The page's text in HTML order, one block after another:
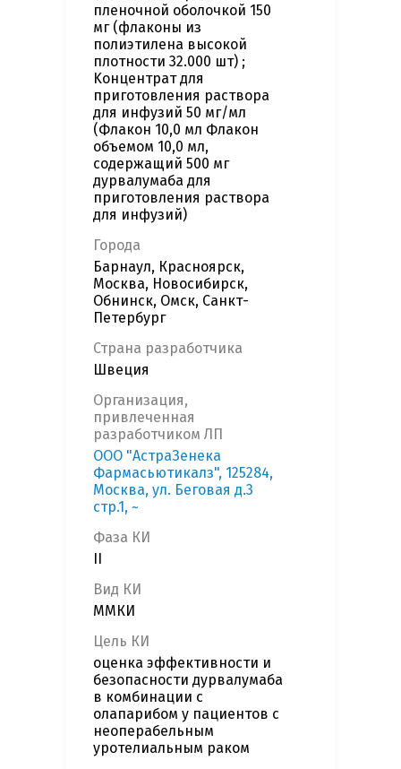
пленочной оболочкой 150
мг (флаконы из
полиэтилена высокой
плотности 32.000 шт) ;
Kонцентрат для
приготовления раствора
для инфузий 50 мг/мл
(Флакон 10,0 мл Флакон
объемом 10,0 мл,
содержащий 500 мг
дурвалумаба для
приготовления раствора
для инфузий)
Города
Барнаул, Красноярск,
Москва, Новосибирск,
Обнинск, Омск, Санкт-
Петербург
Страна разработчика
Швеция
Организация,
привлеченная
разработчиком ЛП
ООО "АстраЗенека
Фармасьютикалз", 125284,
Москва, ул. Беговая д.3
стр.1, ~
Фаза КИ
Вид КИ
ММКИ
Цель КИ
оценка эффективности и
безопасности дурвалумаба
в комбинации с
олапарибом у пациентов с
неоперабельным
уротелиальным раком